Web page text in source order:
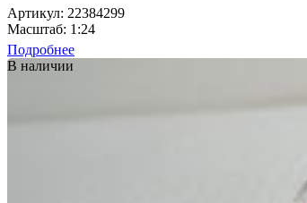
Артикул: 22384299
Масштаб: 1:24
Подробнее
В наличии